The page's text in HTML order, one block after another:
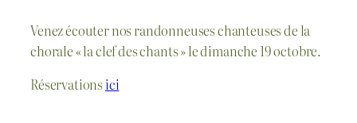
Venez écouter nos randonneuses chanteuses de la
chorale « la clef des chants » le dimanche 19 octobre.
Réservationsici